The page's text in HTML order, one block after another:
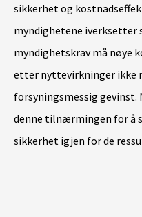
sikkerhet og
myndighetene iverksetter
myndighetskrav må nøye
etter nyttevirkninger ikke
forsyningsmessig gevinst.
denne tilnærmingen for å
sikkerhet igjen for de